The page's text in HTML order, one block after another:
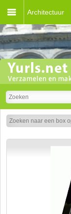
Architectuur